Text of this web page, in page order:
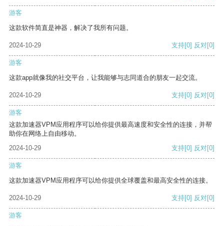
游客
这款软件简直是神器，解决了我所有问题。
2024-10-29 支持[0] 反对[0]
游客
这款app就像我的社交平台，让我能够与志同道合的朋友一起交流。
2024-10-29 支持[0] 反对[0]
游客
这款加速器VPM应用程序可以给你提供最高速度和安全性的连接，并帮
助你在网络上自由移动。
2024-10-29
支持[0] 反对[0]
游客
这款加速器VPM应用程序可以给你提供全球覆盖和最高安全性的连接。
2024-10-29 支持[0] 反对[0]
游客